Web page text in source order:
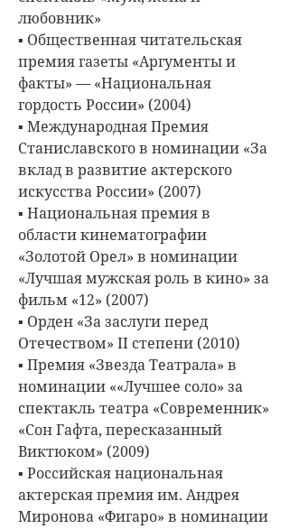
любовник»
▪ Общественная читательская
премия газеты «Аргументы и
факты» — «Национальная
гордость России» (2004)
▪ Международная Премия
Станиславского в номинации «За
вклад в развитие актерского
искусства России» (2007)
▪ Национальная премия в
области кинематографии
«Золотой Орел» в номинации
«Лучшая мужская роль в кино» за
фильм «12» (2007)
▪ Орден «За заслуги перед
Отечеством» II степени (2010)
▪ Премия «Звезда Театрала» в
номинации ««Лучшее соло» за
спектакль театра «Современник»
«Сон Гафта, пересказанный
Виктюком» (2009)
▪ Российская национальная
актерская премия им. Андрея
Миронова «Фигаро» в номинации